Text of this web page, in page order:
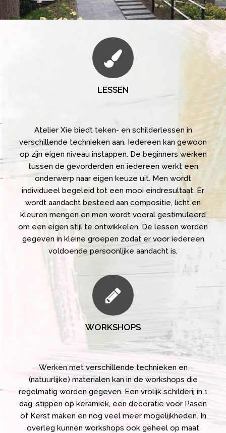
LESSEN
Atelier Xie biedt teken- en schilderlessen in
verschillende technieken aan. Iedereen kan gewoon
op zijn eigen niveau instappen. De beginners werken
tussen de gevorderden en iedereen werkt een
onderwerp naar eigen keuze uit. Men wordt
individueel begeleid tot een mooi eindresultaat. Er
wordt aandacht besteed aan compositie, licht en
kleuren mengen en men wordt vooral gestimuleerd
om een eigen stijl te ontwikkelen. De lessen worden
gegeven in kleine groepen zodat er voor iedereen
voldoende persoonlijke aandacht is.
WORKSHOPS
Werken met verschillende technieken en
(natuurlijke) materialen kan in de workshops die
regelmatig worden gegeven. Een vrolijk schilderij in 1
dag, stippen op keramiek, een decoratie voor Pasen
of Kerst maken en nog veel meer mogelijkheden. In
overleg kunnen workshops ook geheel op maat